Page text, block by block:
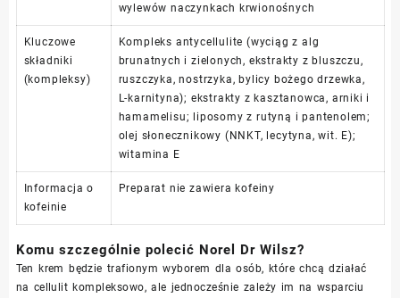
wylewów naczynkach krwionośnych
Kluczowe
składniki
(kompleksy)
Kompleks antycellulite (wyciąg z alg
brunatnych i zielonych, ekstrakty z bluszczu,
ruszczyka, nostrzyka, bylicy bożego drzewka,
L-karnityna); ekstrakty z kasztanowca, arniki i
hamamelisu; liposomy z rutyną i pantenolem;
olej słonecznikowy (NNKT, lecytyna, wit. E);
witamina E
Informacja o
kofeinie
Preparat nie zawiera kofeiny
Komu szczególnie polecić Norel Dr Wilsz?
Ten krem będzie trafionym wyborem dla osób, które chcą działać
na cellulit kompleksowo, ale jednocześnie zależy im na wsparciu